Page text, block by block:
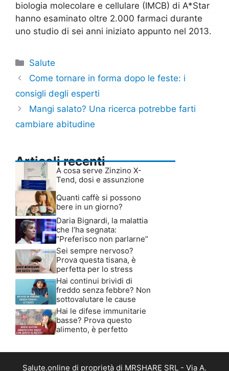
biologia molecolare e cellulare (IMCB) di A*Star
hanno esaminato oltre 2.000 farmaci durante
uno studio di sei anni iniziato appunto nel 2013.
Categorie
Salute
Come tornare in forma dopo le feste: i
consigli degli esperti
Mangi salato? Una ricerca potrebbe farti
cambiare abitudine
Articoli recenti
A cosa serve Zinzino X-
Tend, dosi e assunzione
Quanti caffè si possono
bere in un giorno?
Daria Bignardi, la malattia
che l’ha segnata:
“Preferisco non parlarne”
Sei sempre nervoso?
Prova questa tisana, è
perfetta per lo stress
Hai continui brividi di
freddo senza febbre? Non
sottovalutare le cause
Hai le difese immunitarie
basse? Prova questo
alimento, è perfetto
Salute.online di proprietà di MRSHARE SRL - Via A.